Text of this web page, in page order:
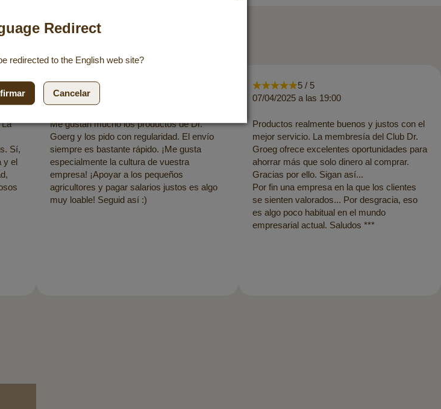
Sí,
y el
5 / 5
16/07/2025 a las 23:21
Me gustan mucho los productos de Dr.
Goerg y los pido con regularidad. El envío
siempre es bastante rápido. ¡Me gusta
especialmente la cultura de vuestra
empresa! ¡Apoyar a los pequeños
agricultores y pagar salarios justos es algo
muy loable! Seguid así :)
5 / 5
07/04/2025 a las 19:00
Productos realmente buenos y justos con el
mejor servicio. La membresía del Club Dr.
Groeg ofrece excelentes oportunidades para
ahorrar más que solo dinero al comprar.
Gracias por ello. Sigan así...
Por fin una empresa en la que los clientes
se sienten valorados... Por desgracia, eso
es algo poco habitual en el mundo
empresarial actual. Saludos ***
Redirect
redirected to the English web site?
Cancelar